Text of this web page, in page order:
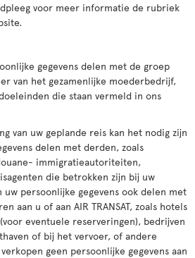
voor meer informatie de rubriek
gegevens delen met de groep
van het gezamenlijke moederbedrijf,
die staan vermeld in ons
van uw geplande reis kan het nodig zijn
delen met derden, zoals
immigratieautoriteiten,
die betrokken zijn bij uw
uw persoonlijke gegevens ook delen met
aan u of aan AIR TRANSAT, zoals hotels
eventuele reserveringen), bedrijven
of bij het vervoer, of andere
geen persoonlijke gegevens aan